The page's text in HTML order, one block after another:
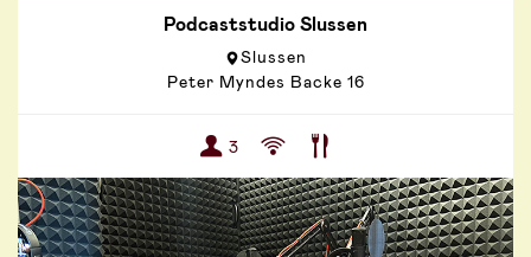
Podcaststudio Slussen
Slussen
Peter Myndes Backe 16
3